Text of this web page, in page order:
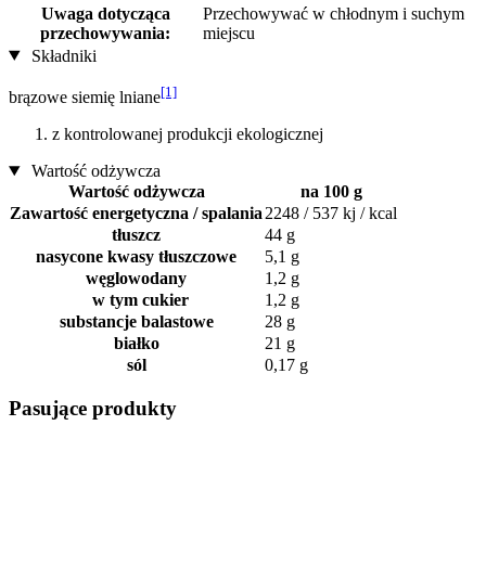
Uwaga dotycząca
przechowywania:
Przechowywać w chłodnym i suchym
miejscu
Składniki
brązowe siemię lniane[1]
z kontrolowanej produkcji ekologicznej
Wartość odżywcza
Wartość odżywcza
na 100 g
Zawartość energetyczna / spalania 2248 / 537 kj / kcal
tłuszcz
44 g
nasycone kwasy tłuszczowe
5,1 g
węglowodany
1,2 g
w tym cukier
1,2 g
substancje balastowe
28 g
białko
21 g
sól
0,17 g
Pasujące produkty